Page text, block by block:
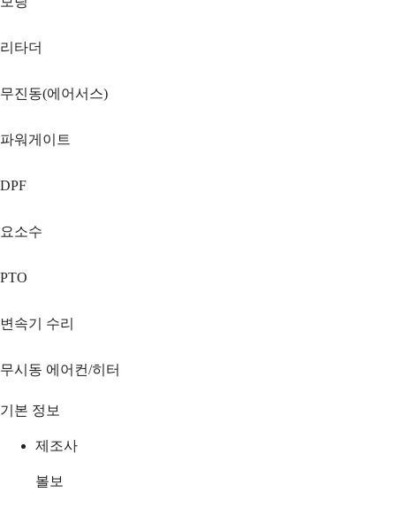
리타더
무진동(에어서스)
파워게이트
DPF
요소수
PTO
변속기 수리
무시동 에어컨/히터
기본 정보
제조사
볼보